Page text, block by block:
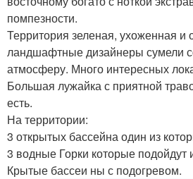
помпезности.
Территория зеленая, ухоженная и
ландшафтные дизайнеры сумели
атмосферу. Много интересных
Большая лужайка с приятной
есть.
На территории:
3 открытых бассейна один из
3 водные Горки которые подойдут
Крытые бассеи ны с подогревом.